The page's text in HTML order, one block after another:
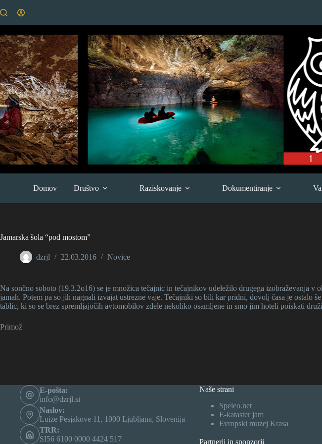
to
Domov Društvo Raziskovanje Dokumentiranje
Jamarska šola “pod mostom”
dzrjl 22.03.2016 Novice
Na sončno soboto (19.3.2o16) se je množica tečajnic in tečajnikov udeležilo drugega izobraževanja
jamah. Potem pa so jih nagnali izvajat ustrezne vaje. Tečajniki so bili kar pridni, dovolj časa je ostalo
tablic, ki so se brez spremljajočih avtomobilov zdele nekoliko osamljene in smo jim hoteli poiskati
Primož
E-pošta:
info@dzrjl.si
Naslov:
Luize Pesjakove 11, 1000 Ljubljana, Slovenija
TRR:
SI56 6100 0000 4424 517
Naše strani
Speleo.net
E-kataster jam
Evropski muzej Krasa
Partnerji in sponzorji